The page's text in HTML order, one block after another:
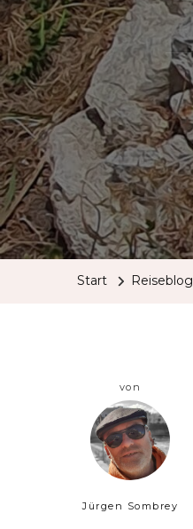
Start Reiseblog
von
Jürgen Sombrey